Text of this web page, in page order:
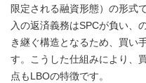
限定される融資形態）の形式
入の返済義務はSPCが負い、
き継ぐ構造となるため、買い
す。こうした仕組みにより、
点もLBOの特徴です。